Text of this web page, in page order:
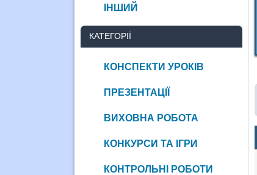
ІНШИЙ
КАТЕГОРІЇ
КОНСПЕКТИ УРОКІВ
ПРЕЗЕНТАЦІЇ
ВИХОВНА РОБОТА
КОНКУРСИ ТА ІГРИ
КОНТРОЛЬНІ РОБОТИ